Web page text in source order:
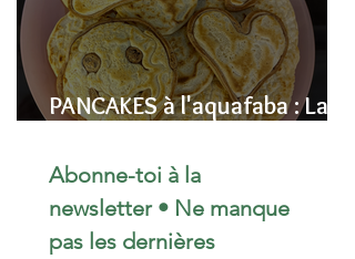
PANCAKES à l'aquafaba : La
Moelleuse (Sans Œufs)
Abonne-toi à la
newsletter • Ne manque
pas les dernières